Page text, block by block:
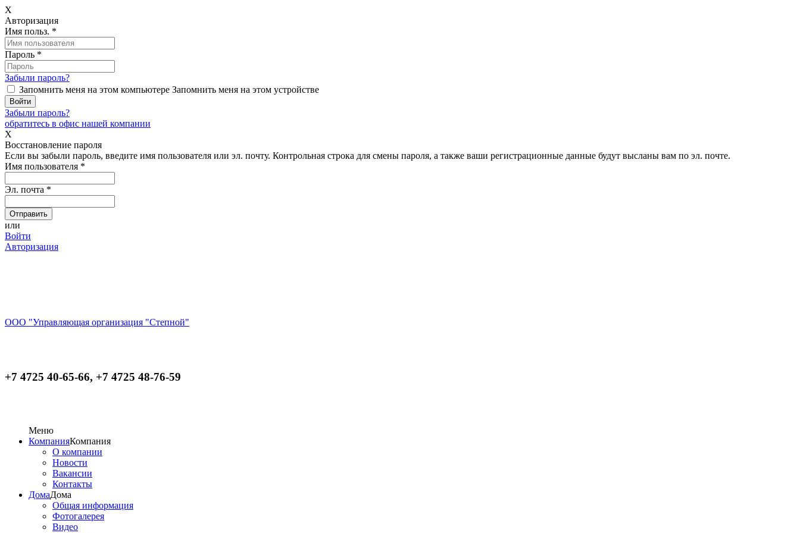
X
Авторизация
Имя польз. *
Пароль *
Забыли пароль?
Запомнить меня на этом компьютере Запомнить меня на этом устройстве
Забыли пароль?
обратитесь в офис нашей компании
X
Восстановление пароля
Если вы забыли пароль, введите имя пользователя или эл. почту. Контрольная строка для смены пароля, а также ваши регистрационные данные будут высланы вам по эл. почте.
Имя пользователя *
Эл. почта *
или
Войти
Авторизация
ООО "Управляющая организация "Степной"
+7 4725 40-65-66, +7 4725 48-76-59
Меню
КомпанияКомпания
О компании
Новости
Вакансии
Контакты
ДомаДома
Общая информация
Фотогалерея
Видео